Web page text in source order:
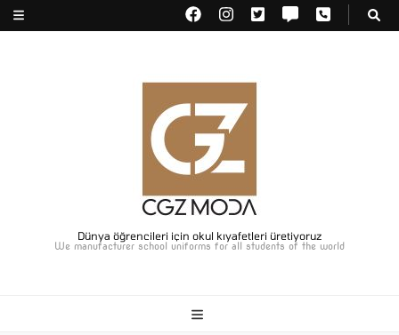
Dünya öğrencileri için okul kıyafetleri üretiyoruz
We manufacturer school uniforms for all students of the world